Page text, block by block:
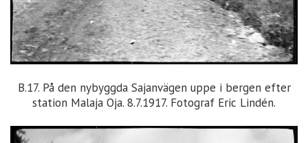
B.17. På den nybyggda Sajanvägen uppe i bergen efter
station Malaja Oja. 8.7.1917. Fotograf Eric Lindén.